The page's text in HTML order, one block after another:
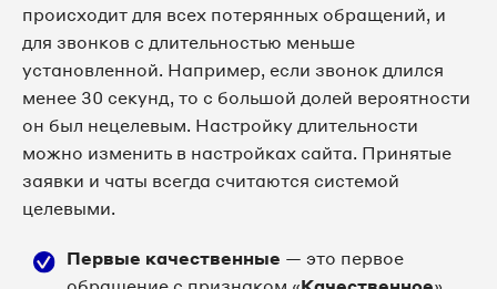
происходит для всех потерянных обращений, и
для звонков с длительностью меньше
установленной. Например, если звонок длился
менее 30 секунд, то с большой долей вероятности
он был нецелевым. Настройку длительности
можно изменить в настройках сайта. Принятые
заявки и чаты всегда считаются системой
целевыми.
Первые качественные — это первое